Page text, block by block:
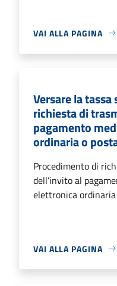
VAI ALLA PAGINA
Versare la
richiesta di
pagamento
ordinaria o
Procedimento di
dell’invito al
elettronica
VAI ALLA PAGINA